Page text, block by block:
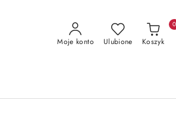
Moje konto Ulubione Koszyk
0